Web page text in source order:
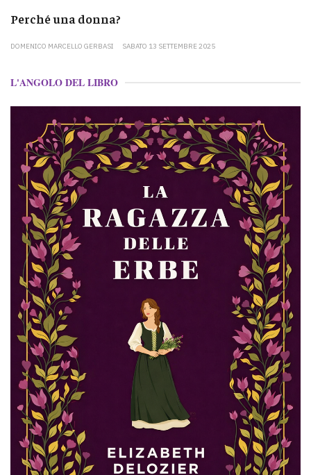
Perché una donna?
DOMENICO MARCELLO GERBASI SABATO 13 SETTEMBRE 2025
L'ANGOLO DEL LIBRO